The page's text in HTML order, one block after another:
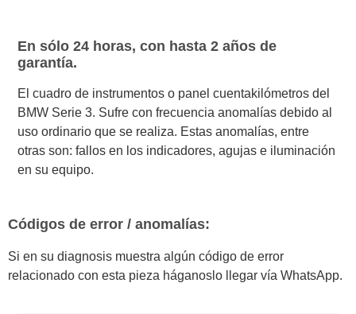
En sólo 24 horas, con hasta 2 años de
garantía.
El cuadro de instrumentos o panel cuentakilómetros del
BMW Serie 3. Sufre con frecuencia anomalías debido al
uso ordinario que se realiza. Estas anomalías, entre
otras son: fallos en los indicadores, agujas e iluminación
en su equipo.
Códigos de error / anomalías:
Si en su diagnosis muestra algún código de error
relacionado con esta pieza háganoslo llegar vía WhatsApp.